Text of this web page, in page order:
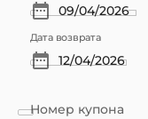
Дата возврата
Номер купона